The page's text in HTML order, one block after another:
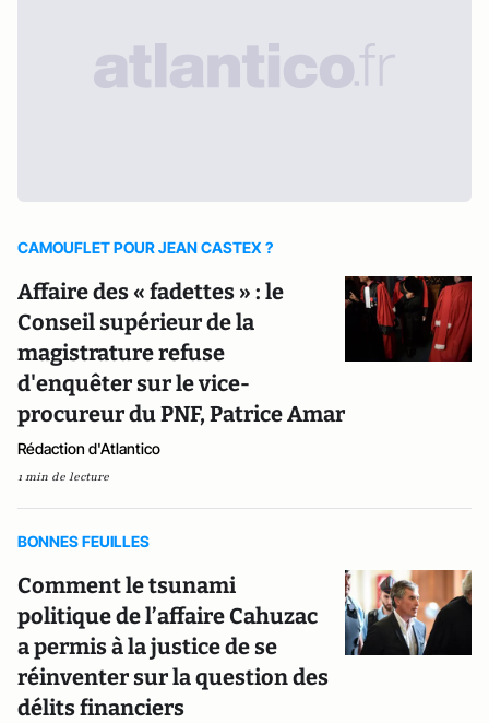
CAMOUFLET POUR JEAN CASTEX ?
Affaire des « fadettes » : le
Conseil supérieur de la
magistrature refuse
d'enquêter sur le vice-
procureur du PNF, Patrice Amar
Rédaction d'Atlantico
1 min de lecture
BONNES FEUILLES
Comment le tsunami
politique de l’affaire Cahuzac
a permis à la justice de se
réinventer sur la question des
délits financiers